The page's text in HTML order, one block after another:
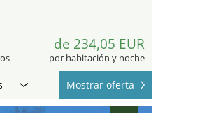
de 234,05 EUR
por habitación y noche
Mostrar oferta